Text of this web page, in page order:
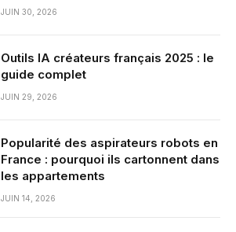
JUIN 30, 2026
Outils IA créateurs français 2025 : le
guide complet
JUIN 29, 2026
Popularité des aspirateurs robots en
France : pourquoi ils cartonnent dans
les appartements
JUIN 14, 2026